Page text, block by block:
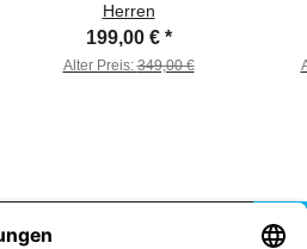
Herren
199,00 € *
Alter Preis:349,00 €